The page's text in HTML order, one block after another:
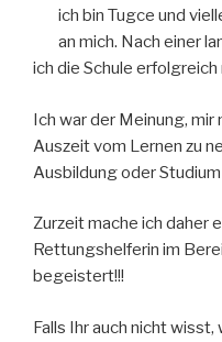
ich bin Tugce und
an mich. Nach einer
ich die Schule
Ich war der Meinung, mir
Auszeit vom Lernen zu
Ausbildung oder
Zurzeit mache ich daher
Rettungshelferin im
begeistert!!!
Falls Ihr auch nicht